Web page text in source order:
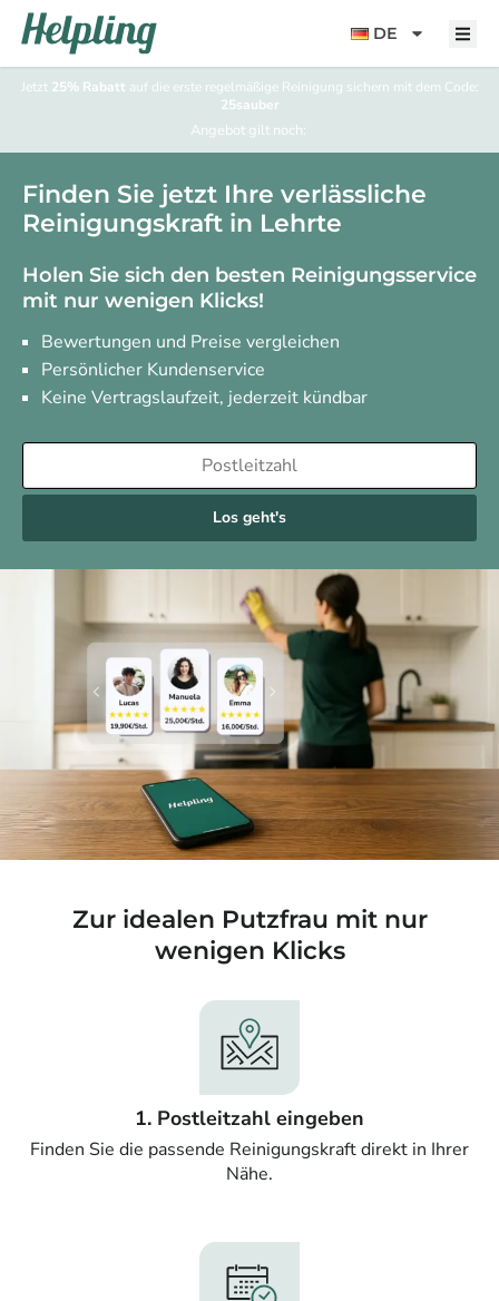
springen
DE
Jetzt 25% Rabatt auf die erste regelmäßige Reinigung sichern mit dem Code:
25sauber
Angebot gilt noch:
Finden Sie jetzt Ihre verlässliche
Reinigungskraft in Lehrte
Holen Sie sich den besten Reinigungsservice
mit nur wenigen Klicks!
Bewertungen und Preise vergleichen
Persönlicher Kundenservice
Keine Vertragslaufzeit, jederzeit kündbar
Los geht's
Zur idealen Putzfrau mit nur
wenigen Klicks
1. Postleitzahl eingeben
Finden Sie die passende Reinigungskraft direkt in Ihrer
Nähe.